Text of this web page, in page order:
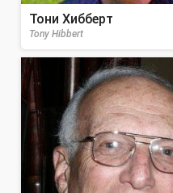
Тони Хибберт
Tony Hibbert